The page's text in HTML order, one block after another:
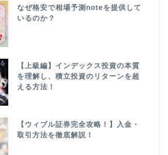
なぜ格安で相場予測noteを提供して
いるのか？
【上級編】インデックス投資の本質
を理解し、積立投資のリターンを超
える方法！
【ウィブル証券完全攻略！】入金・
取引方法を徹底解説！